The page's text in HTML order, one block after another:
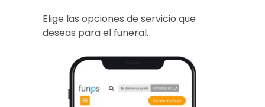
Elige las opciones de servicio que
deseas para el funeral.